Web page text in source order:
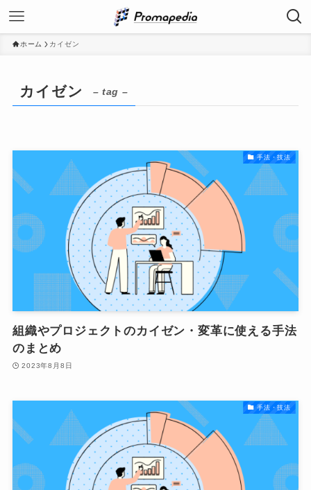
ホーム カイゼン
カイゼン – tag –
手法・技法
組織やプロジェクトのカイゼン・変革に使える手法
のまとめ
2023年8月8日
手法・技法